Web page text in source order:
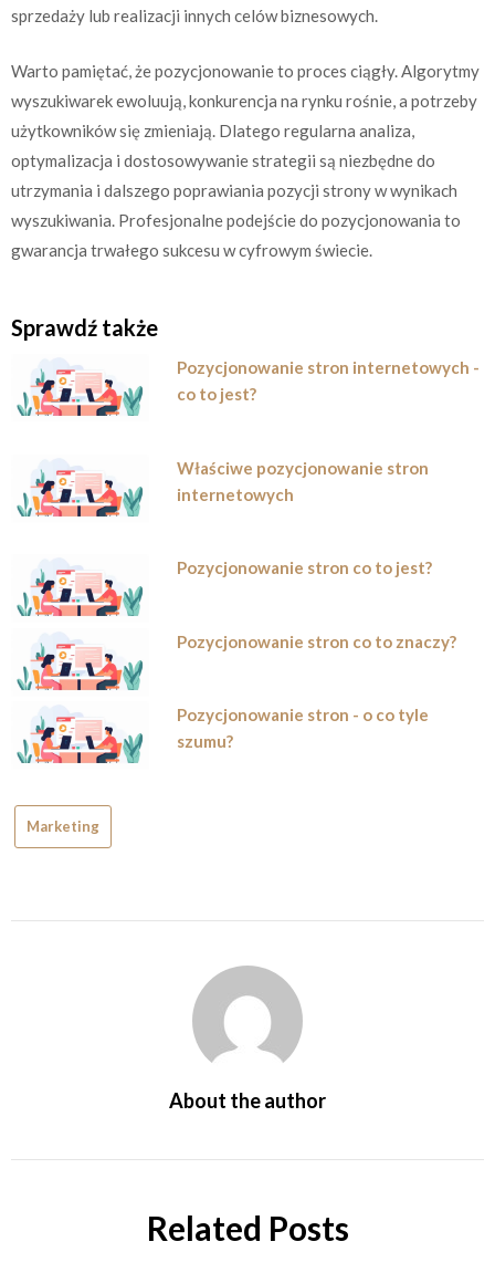
sprzedaży lub realizacji innych celów biznesowych.
Warto pamiętać, że pozycjonowanie to proces ciągły. Algorytmy
wyszukiwarek ewoluują, konkurencja na rynku rośnie, a potrzeby
użytkowników się zmieniają. Dlatego regularna analiza,
optymalizacja i dostosowywanie strategii są niezbędne do
utrzymania i dalszego poprawiania pozycji strony w wynikach
wyszukiwania. Profesjonalne podejście do pozycjonowania to
gwarancja trwałego sukcesu w cyfrowym świecie.
Sprawdź także
Pozycjonowanie stron internetowych -
co to jest?
Właściwe pozycjonowanie stron
internetowych
Pozycjonowanie stron co to jest?
Pozycjonowanie stron co to znaczy?
Pozycjonowanie stron - o co tyle
szumu?
Marketing
About the author
Related Posts